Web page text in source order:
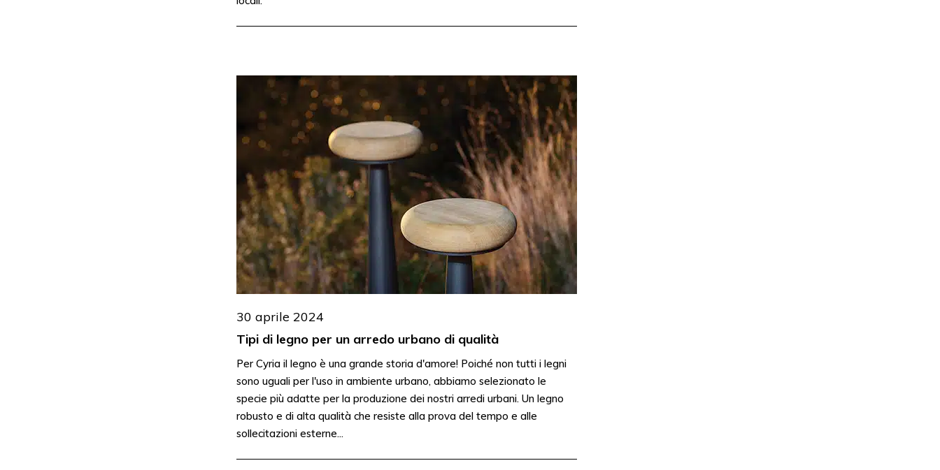
30 aprile 2024
Tipi di legno per un arredo urbano di qualità
Per Cyria il legno è una grande storia d'amore! Poiché non tutti i legni
sono uguali per l'uso in ambiente urbano, abbiamo selezionato le
specie più adatte per la produzione dei nostri arredi urbani. Un legno
robusto e di alta qualità che resiste alla prova del tempo e alle
sollecitazioni esterne...